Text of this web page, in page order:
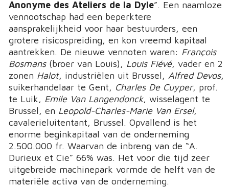
Anonyme des Ateliers de la Dyle”. Een naamloze
vennootschap had een beperktere
aansprakelijkheid voor haar bestuurders, een
grotere risicospreiding, en kon vreemd kapitaal
aantrekken. De nieuwe vennoten waren: François
Bosmans(broer van Louis), Louis Fiévé, vader en 2
zonen Halot, industriëlen uit Brussel, Alfred Devos,
suikerhandelaar te Gent, Charles De Cuyper, prof.
te Luik, Emile Van Langendonck, wisselagent te
Brussel, en Leopold-Charles-Marie Van Ersel,
cavalerieluitentant, Brussel. Opvallend is het
enorme beginkapitaal van de onderneming
2.500.000 fr. Waarvan de inbreng van de “A.
Durieux et Cie” 66% was. Het voor die tijd zeer
uitgebreide machinepark vormde de helft van de
materiële activa van de onderneming.